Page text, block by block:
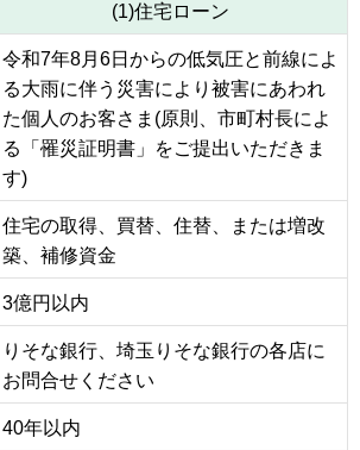
(1)住宅ローン
令和7年8月6日からの低気圧と前線によ
る大雨に伴う災害により被害にあわれ
た個人のお客さま(原則、市町村長によ
る「罹災証明書」をご提出いただきま
す)
住宅の取得、買替、住替、または増改
築、補修資金
3億円以内
りそな銀行、埼玉りそな銀行の各店に
お問合せください
40年以内